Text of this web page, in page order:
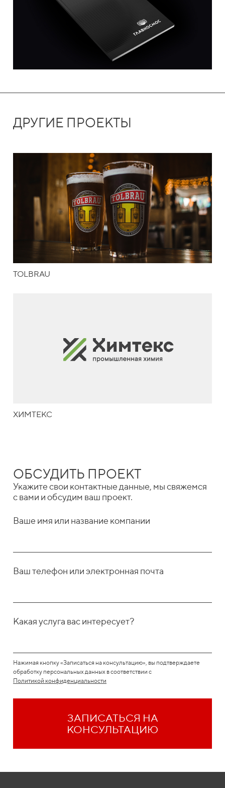
ДРУГИЕ ПРОЕКТЫ
TOLBRAU
ХИМТЕКС
ОБСУДИТЬ ПРОЕКТ
Укажите свои контактные данные, мы свяжемся
с вами и обсудим ваш проект.
Ваше имя или название компании
Ваш телефон или электронная почта
Какая услуга вас интересует?
Нажимая кнопку «Записаться на консультацию», вы подтверждаете
обработку персональных данных в соответствии с
Политикой конфиденциальности
ЗАПИСАТЬСЯ НА
КОНСУЛЬТАЦИЮ